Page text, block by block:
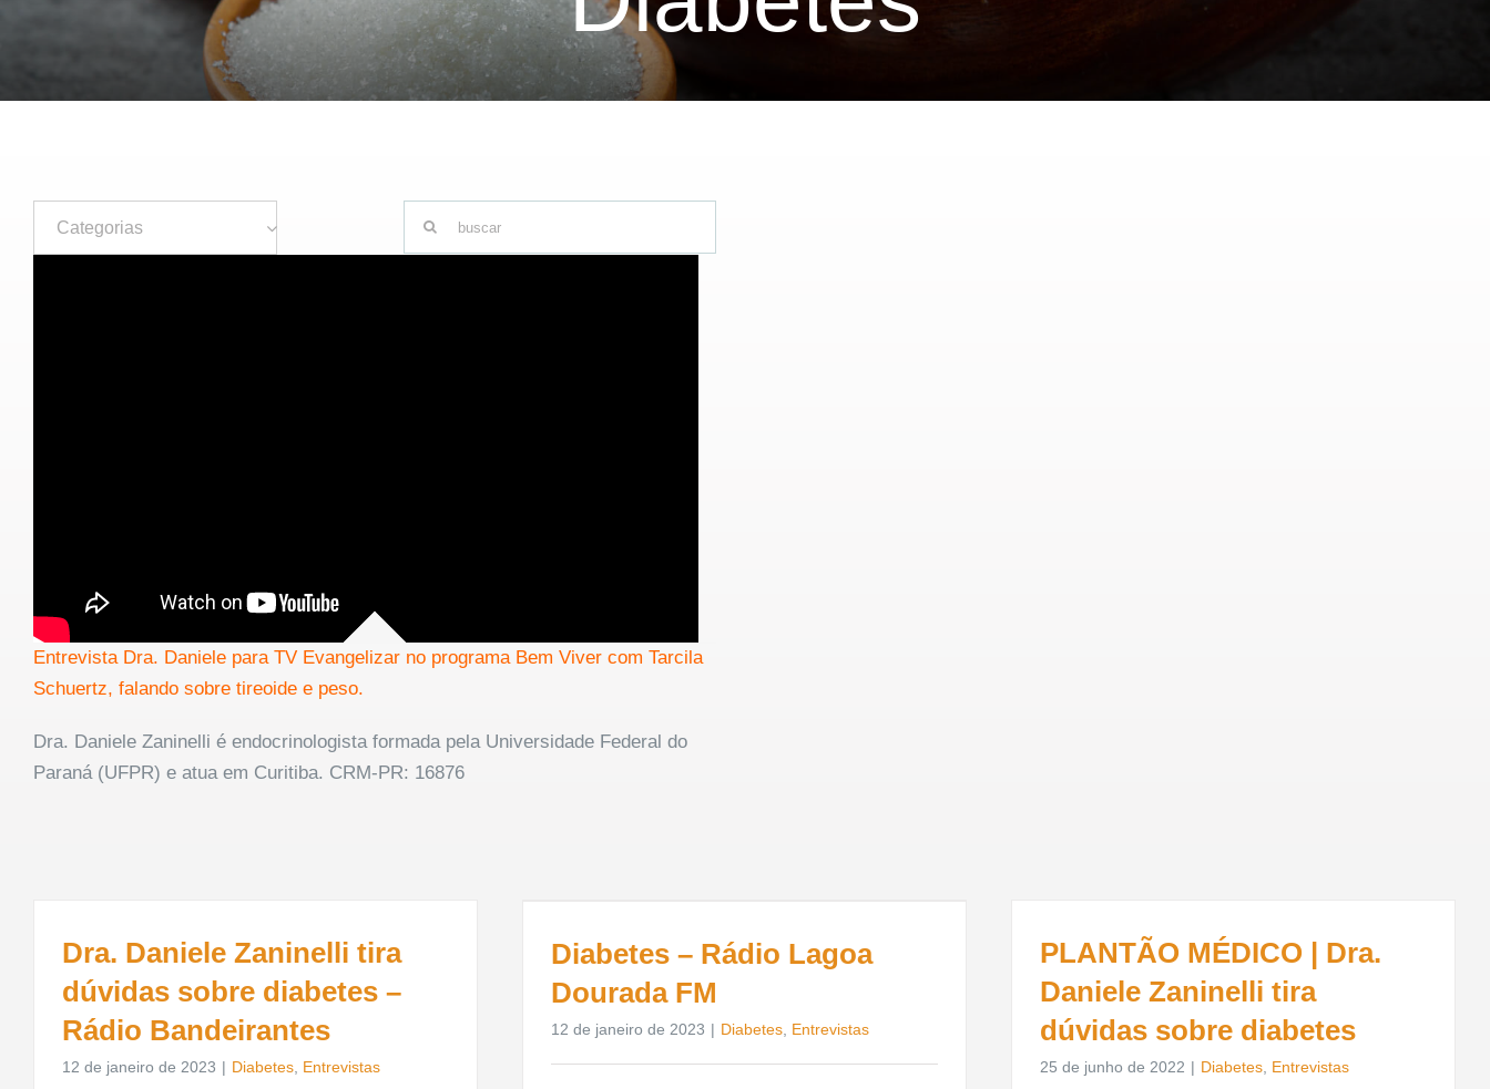
Categorias
Entrevista Dra. Daniele para TV Evangelizar no programa Bem Viver com Tarcila
Schuertz, falando sobre tireoide e peso.
Dra. Daniele Zaninelli é endocrinologista formada pela Universidade Federal do
Paraná (UFPR) e atua em Curitiba. CRM-PR: 16876
Dra. Daniele Zaninelli tira
dúvidas sobre diabetes –
Rádio Bandeirantes
12 de janeiro de 2023 | Diabetes, Entrevistas
Diabetes – Rádio Lagoa
Dourada FM
12 de janeiro de 2023 | Diabetes, Entrevistas
PLANTÃO MÉDICO | Dra.
Daniele Zaninelli tira
dúvidas sobre diabetes
25 de junho de 2022 | Diabetes, Entrevistas